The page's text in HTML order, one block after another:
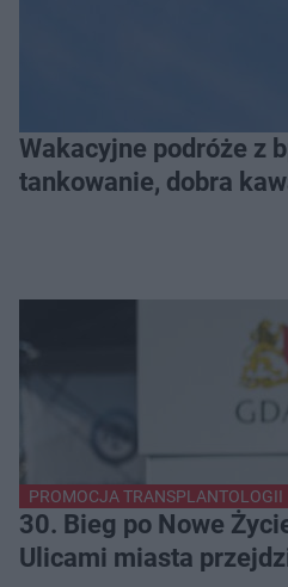
Wakacyjne podróże z
tankowanie, dobra
PROMOCJA TRANSPLANTOLOGII
30. Bieg po Nowe
Ulicami miasta